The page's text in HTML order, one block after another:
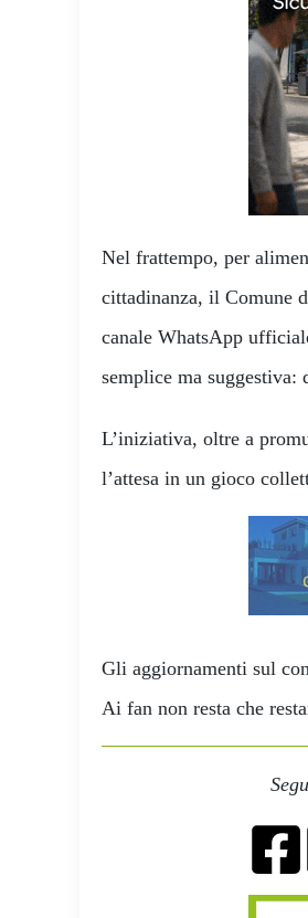
Nel frattempo, per
cittadinanza, il Comune
canale WhatsApp
semplice ma suggestiva:
L’iniziativa, oltre a
l’attesa in un gioco
Gli aggiornamenti sul
Ai fan non resta che